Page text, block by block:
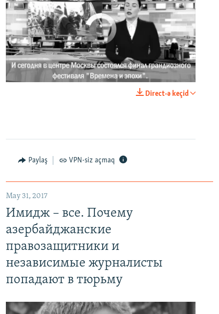
No media source currently available
Direct-ə keçid
Paylaş VPN-siz açmaq
May 31, 2017
Имидж – все. Почему
азербайджанские
правозащитники и
независимые журналисты
попадают в тюрьму
EMBED
Имидж – все. Почему азербайджанские правозащитники и независимые журналисты попадают в тюрьму